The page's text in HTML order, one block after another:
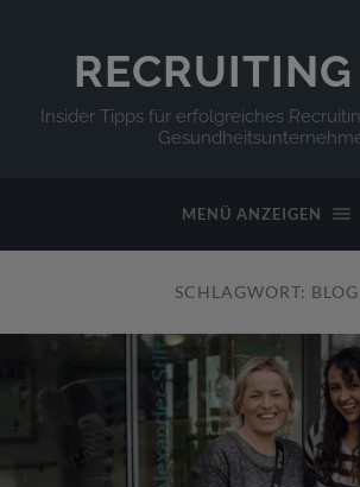
Insider Tipps für erfolgreiches
MENÜ ANZEIGEN
SCHLAGWORT: BLOG